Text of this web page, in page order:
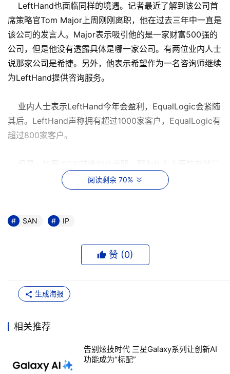
LeftHand也面临同样的境遇。记者最近了解到该公司首
席策略官Tom Major上周刚刚离职，他在过去三年中一直是
该公司的发言人。Major表示吸引他的是一家财富500强的
公司，但是他没有透露具体是哪一家公司。有两位业内人士
说那家公司是希捷。另外，他表示希望作为一名咨询师继续
为LeftHand提供咨询服务。
业内人士表示LeftHand今年会盈利，EqualLogic会紧随
其后。LeftHand声称拥有超过1000家客户，EqualLogic有
超过800家客户。
商都对它这么冷淡呢？去年，那么多起收购案中没有一家公
司是IP SAN厂商。那些存储界的大腕们似乎对其他的技术
化。也许iSCSI仍然还是由创业公司主宰。
除了NetApp，其他的领先的存储厂商都对IP SANs不是
很热衷。当然，如果客户需要，他们会提供，但是他们更推
售的iSCSI版本的Clariion中端系统的价格和FC Clariions的
而不是价格问题。EMC，惠普，日立，IBM都不愿意这项低
成本低利润的技术减少FC带来的高利润。因此，EMC，惠
阅读剩余 70%
SAN IP
赞 (0)
生成海报
相关推荐
告别炫技时代 三星Galaxy系列让创新AI
功能成为“标配”